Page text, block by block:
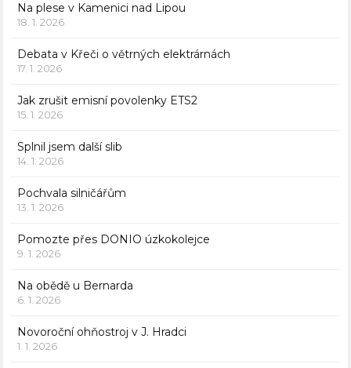
Na plese v Kamenici nad Lipou
18. 1. 2026
Debata v Křeči o větrných elektrárnách
17. 1. 2026
Jak zrušit emisní povolenky ETS2
15. 1. 2026
Splnil jsem další slib
14. 1. 2026
Pochvala silničářům
13. 1. 2026
Pomozte přes DONIO úzkokolejce
9. 1. 2026
Na obědě u Bernarda
6. 1. 2026
Novoroční ohňostroj v J. Hradci
1. 1. 2026